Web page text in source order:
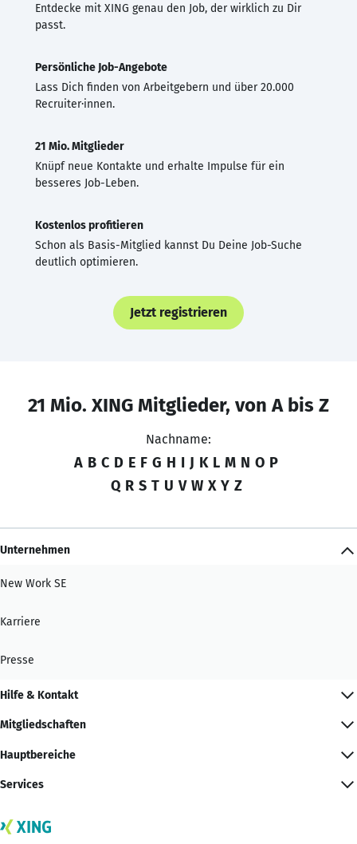
Entdecke mit XING genau den Job, der wirklich zu Dir
passt.
Persönliche Job-Angebote
Lass Dich finden von Arbeitgebern und über 20.000
Recruiter·innen.
21 Mio. Mitglieder
Knüpf neue Kontakte und erhalte Impulse für ein
besseres Job-Leben.
Kostenlos profitieren
Schon als Basis-Mitglied kannst Du Deine Job-Suche
deutlich optimieren.
Jetzt registrieren
21 Mio. XING Mitglieder, von A bis Z
Nachname:
A B C D E F G H I J K L M N O P
Q R S T U V W X Y Z
Unternehmen
New Work SE
Karriere
Presse
Hilfe & Kontakt
Mitgliedschaften
Hauptbereiche
Services